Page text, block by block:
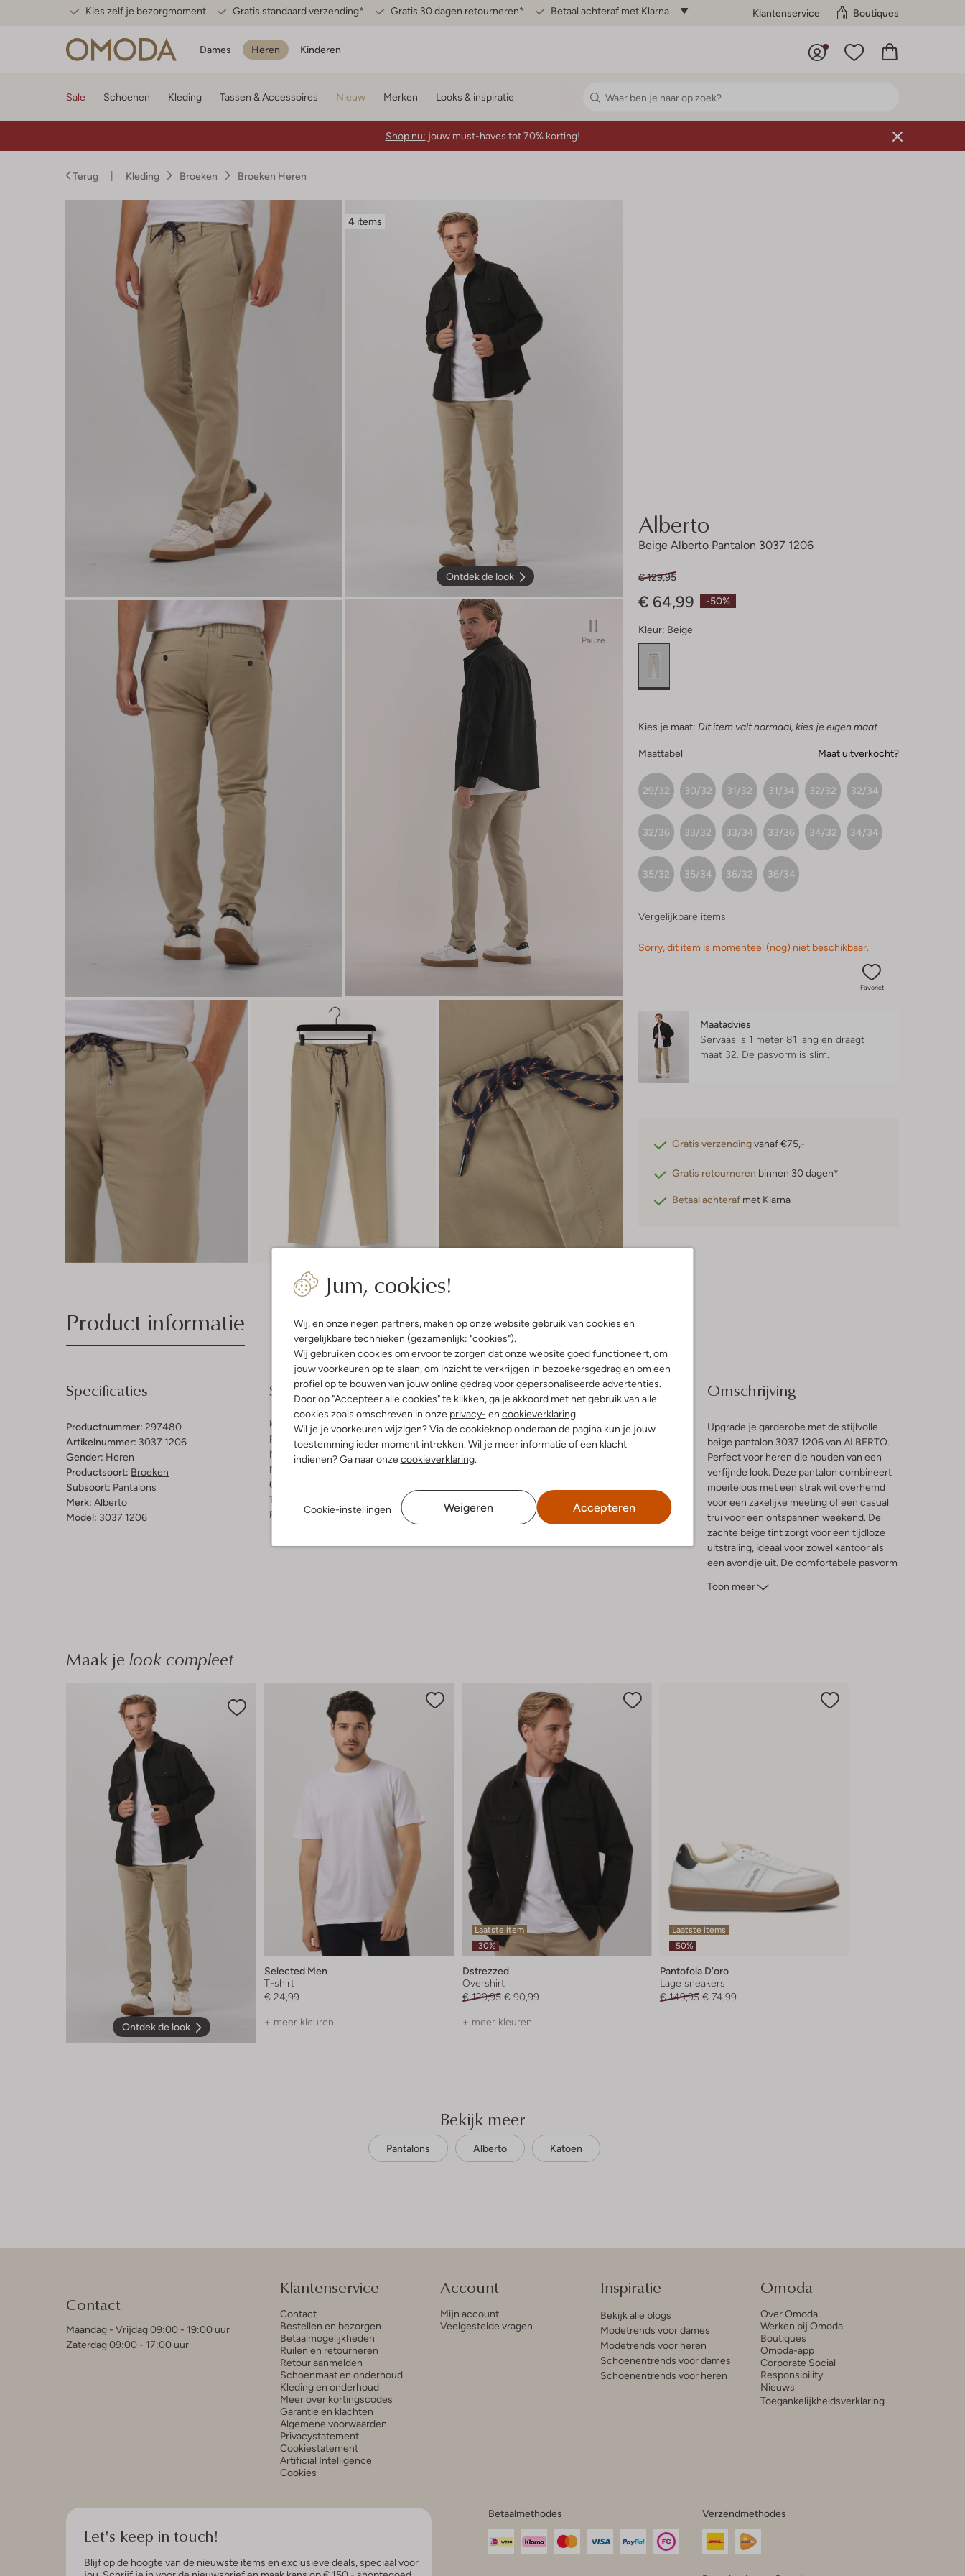
Kies zelf je bezorgmoment Gratis standaard verzending* Gratis 30 dagen retourneren* Betaal achteraf met Klarna Klantenservice Boutiques
Dames Heren Kinderen
Jum, cookies!
Wij, en onze negen partners, maken op onze website gebruik van cookies en
vergelijkbare technieken (gezamenlijk: "cookies").
Wij gebruiken cookies om ervoor te zorgen dat onze website goed functioneert, om
jouw voorkeuren op te slaan, om inzicht te verkrijgen in bezoekersgedrag en om een
profiel op te bouwen van jouw online gedrag voor gepersonaliseerde advertenties.
Door op "Accepteer alle cookies" te klikken, ga je akkoord met het gebruik van alle
cookies zoals omschreven in onze privacy- en cookieverklaring.
Wil je je voorkeuren wijzigen? Via de cookieknop onderaan de pagina kun je jouw
toestemming ieder moment intrekken. Wil je meer informatie of een klacht
indienen? Ga naar onzecookieverklaring.
Cookie-instellingen Weigeren Accepteren
Sale Schoenen Kleding Tassen & Accessoires Nieuw Merken Looks & inspiratie
Shop nu: jouw must-haves tot 70% korting!
Terug Kleding Broeken Broeken Heren
4 items
Ontdek de look
Pauze
Alberto
Beige Alberto Pantalon 3037 1206
-50%
€ 129,95
€ 64,99
Kleur: Beige
Kies je maat: Dit item valt normaal, kies je eigen maat
Maattabel Maat uitverkocht?
29/32 30/32 31/32 31/34 32/32 32/34
32/36 33/32 33/34 33/36 34/32 34/34
35/32 35/34 36/32 36/34
Vergelijkbare items
Sorry, dit item is momenteel (nog) niet beschikbaar.
Favoriet
Maatadvies
Servaas is 1 meter 81 lang en draagt
maat 32. De pasvorm is slim
Gratis verzendingvanaf €75,-
Gratis retourneren binnen 30 dagen*
Betaal achteraf met Klarna
Product informatie Bezorgen & retourneren
Specificaties
Productnummer: 297480
Artikelnummer: 3037 1206
Gender: Heren
Productsoort: Broeken
Subsoort: Pantalons
Merk: Alberto
Model: 3037 1206
Samenstelling & Pasvorm
Kleur: Beige
Patroon:
Effen
Materiaal:
Katoen
Materiaalpercentages:
61% Katoen, 36% Lyocell, 3% Elastaan
Taillehoogte:
Pasvorm:Slim
Wasvoorschriften
Beperkt wassen op 30 °C
Strijken op maximaal 110 °C
Gewone chemische reiniging
Niet bleken
Omschrijving
Upgrade je garderobe met de stijlvolle
beige pantalon 3037 1206 van ALBERTO.
Perfect voor heren die houden van een
verfijnde look. Deze pantalon combineert
moeiteloos met een strak wit overhemd
voor een zakelijke meeting of een casual
trui voor een ontspannen weekend. De
zachte beige tint zorgt voor een tijdloze
uitstraling, ideaal voor zowel kantoor als
een avondje uit. De comfortabele pasvorm
pantalon een must-have voor elke
Toon meer
Maak je look compleet
Ontdek de look
Selected Men
T-shirt
€ 24,99
+ meer kleuren
Laatste item
-30%
Dstrezzed
Overshirt
€ 129,95 € 90,99
+ meer kleuren
Laatste items
-50%
Pantofola D'oro
Lage sneakers
€ 149,95 € 74,99
Bekijk meer
Pantalons Alberto Katoen
Contact
Maandag - Vrijdag 09:00 - 19:00 uur
Zaterdag 09:00 - 17:00 uur
Klantenservice
Contact
Bestellen en bezorgen
Betaalmogelijkheden
Ruilen en retourneren
Retour aanmelden
Schoenmaat en onderhoud
Kleding en onderhoud
Meer over kortingscodes
Garantie en klachten
Algemene voorwaarden
Privacystatement
Cookiestatement
Artificial Intelligence
Cookies
Account
Mijn account
Veelgestelde vragen
Inspiratie
Bekijk alle blogs
Modetrends voor dames
Modetrends voor heren
Schoenentrends voor dames
Schoenentrends voor heren
Omoda
Over Omoda
Werken bij Omoda
Boutiques
Omoda-app
Corporate Social
Responsibility
Nieuws
Toegankelijkheidsverklaring
Let's keep in touch!
Blijf op de hoogte van de nieuwste items en exclusieve deals, speciaal voor
Betaalmethodes Verzendmethodes